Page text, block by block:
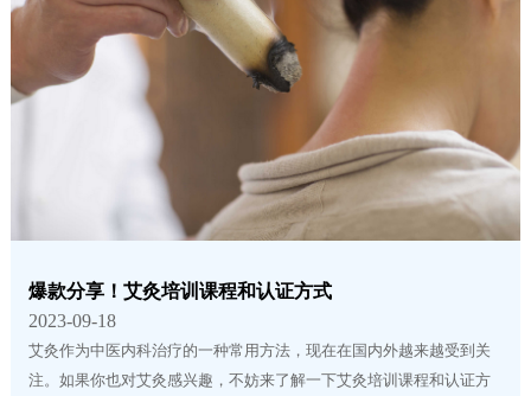
爆款分享！艾灸培训课程和认证方式
2023-09-18
艾灸作为中医内科治疗的一种常用方法，现在在国内外越来越受到关
注。如果你也对艾灸感兴趣，不妨来了解一下艾灸培训课程和认证方